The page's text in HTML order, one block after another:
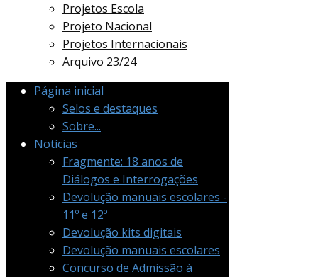
Projetos Escola
Projeto Nacional
Projetos Internacionais
Arquivo 23/24
Página inicial
Selos e destaques
Sobre...
Notícias
Fragmente: 18 anos de
Diálogos e Interrogações
Devolução manuais escolares -
11º e 12º
Devolução kits digitais
Devolução manuais escolares
Concurso de Admissão à